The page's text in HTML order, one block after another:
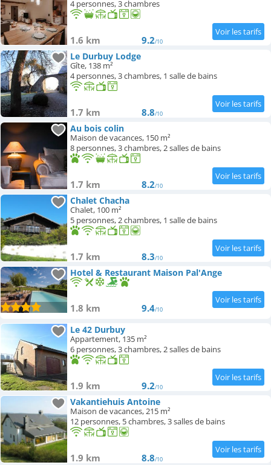
4 personnes, 3 chambres
1.6 km 9.2/10
Le Durbuy Lodge
Gîte, 138 m²
4 personnes, 3 chambres, 1 salle de bains
1.7 km 8.8/10
Au bois colin
Maison de vacances, 150 m²
8 personnes, 3 chambres, 2 salles de bains
1.7 km 8.2/10
Chalet Chacha
Chalet, 100 m²
5 personnes, 2 chambres, 1 salle de bains
1.7 km 8.3/10
Hotel & Restaurant Maison Pal'Ange
1.8 km 9.4/10
Le 42 Durbuy
Appartement, 135 m²
6 personnes, 3 chambres, 2 salles de bains
1.9 km 9.2/10
Vakantiehuis Antoine
Maison de vacances, 215 m²
12 personnes, 5 chambres, 3 salles de bains
1.9 km 8.8/10